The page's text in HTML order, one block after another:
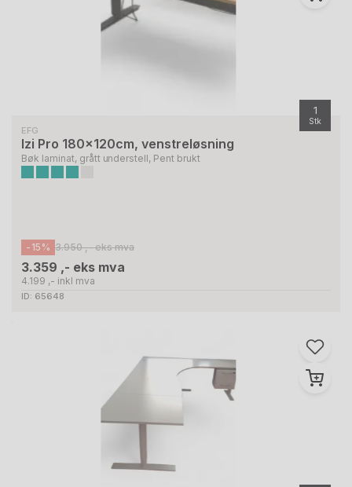
1
Stk
EFG
Izi Pro 180x120cm, venstreløsning
Bøk laminat, grått understell, Pent brukt
-15% 3.950 ,- eks mva
3.359 ,- eks mva
4.199 ,- inkl mva
ID: 65648